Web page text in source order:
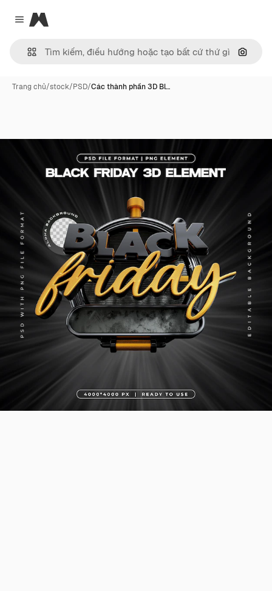
Close menu
Magnific
Tìm
Trang chủ/stock/PSD/Các thành phần 3D Bl…